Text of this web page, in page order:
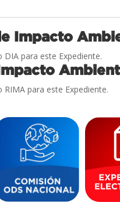
Impacto
para este Expediente.
para este Expediente.